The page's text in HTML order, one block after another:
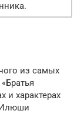
из самых
и характерах
Илюши